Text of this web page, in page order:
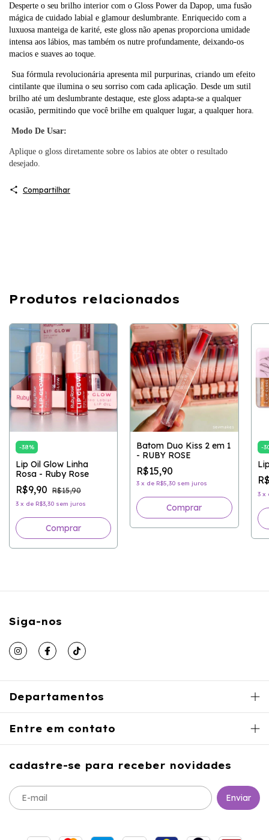
Desperte o seu brilho interior com o Gloss Power da Dapop, uma fusão
mágica de cuidado labial e glamour deslumbrante. Enriquecido com a
luxuosa manteiga de karité, este gloss não apenas proporciona umidade
intensa aos lábios, mas também os nutre profundamente, deixando-os
macios e suaves ao toque.
Sua fórmula revolucionária apresenta mil purpurinas, criando um efeito
cintilante que ilumina o seu sorriso com cada aplicação. Desde um sutil
brilho até um deslumbrante destaque, este gloss adapta-se a qualquer
ocasião, permitindo que você brilhe em qualquer lugar, a qualquer hora.
Modo De Usar:
Aplique o gloss diretamente sobre os labios ate obter o resultado
desejado.
Compartilhar
Produtos relacionados
-38%
Lip Oil Glow Linha
Rosa - Ruby Rose
R$9,90 R$15,90
3 x de R$3,30 sem juros
Comprar
Batom Duo Kiss 2 em 1
- RUBY ROSE
R$15,90
3 x de R$5,30 sem juros
Comprar
-
3 x
Siga-nos
Departamentos
Entre em contato
cadastre-se para receber novidades